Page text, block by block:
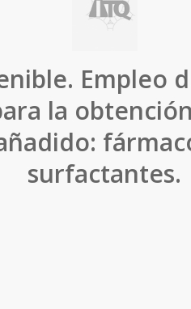
Empleo
la
surfactantes.